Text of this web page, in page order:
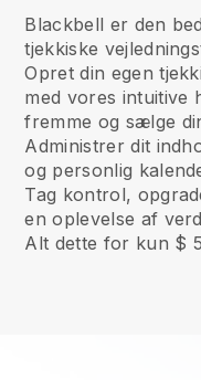
Blackbell er den
tjekkiske
Opret din egen
med vores intuitive
fremme og sælge
Administrer dit
og personlig
Tag kontrol,
en oplevelse af
Alt dette for kun $